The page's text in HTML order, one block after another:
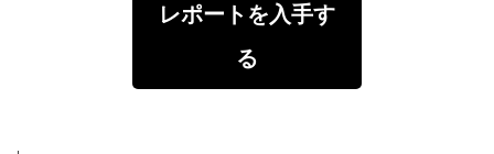
レポートを入手す
る